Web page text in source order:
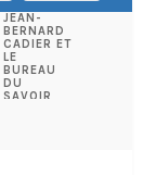
JEAN-
BERNARD
CADIER ET
LE
BUREAU
DU
SAVOIR